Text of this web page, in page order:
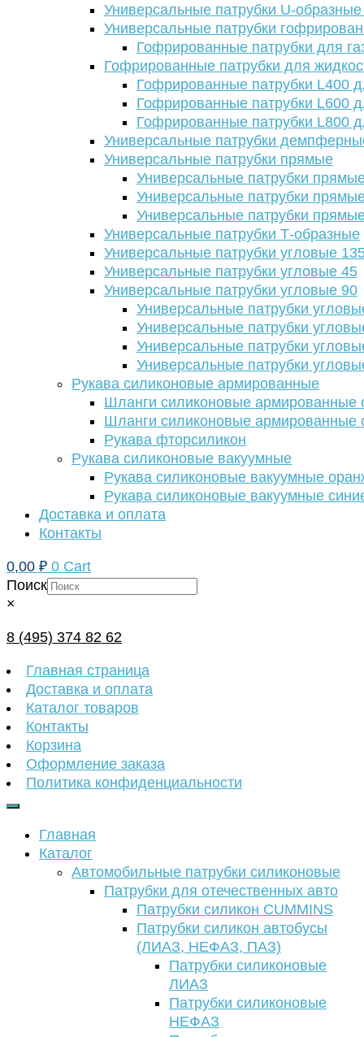
Универсальные патрубки U-
Универсальные патрубки
Гофрированные патрубки для
Гофрированные патрубки для
Гофрированные патрубки L400
Гофрированные патрубки L600
Гофрированные патрубки L800
Универсальные патрубки
Универсальные патрубки прямые
Универсальные патрубки
Универсальные патрубки
Универсальные патрубки
Универсальные патрубки Т-образные
Универсальные патрубки угловые
Универсальные патрубки угловые 45
Универсальные патрубки угловые 90
Универсальные патрубки
Универсальные патрубки
Универсальные патрубки
Универсальные патрубки
Рукава силиконовые армированные
Шланги силиконовые армированные
Шланги силиконовые армированные
Рукава фторсиликон
Рукава силиконовые вакуумные
Рукава силиконовые вакуумные
Рукава силиконовые вакуумные
Доставка и оплата
Контакты
0,00 ₽ 0 Cart
Поиск
×
8 (495) 374 82 62
Главная страница
Доставка и оплата
Каталог товаров
Контакты
Корзина
Оформление заказа
Политика конфиденциальности
Главная
Каталог
Автомобильные патрубки силиконовые
Патрубки для отечественных авто
Патрубки силикон CUMMINS
Патрубки силикон автобусы
(ЛИАЗ, НЕФАЗ, ПАЗ)
Патрубки силиконовые
ЛИАЗ
Патрубки силиконовые
НЕФАЗ